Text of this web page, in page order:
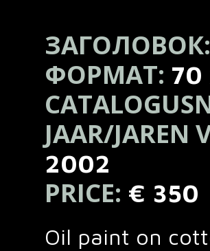
ЗАГОЛОВОК:
ФОРМАТ: 70
JAAR/JAREN
2002
PRICE: € 350
Oil paint on